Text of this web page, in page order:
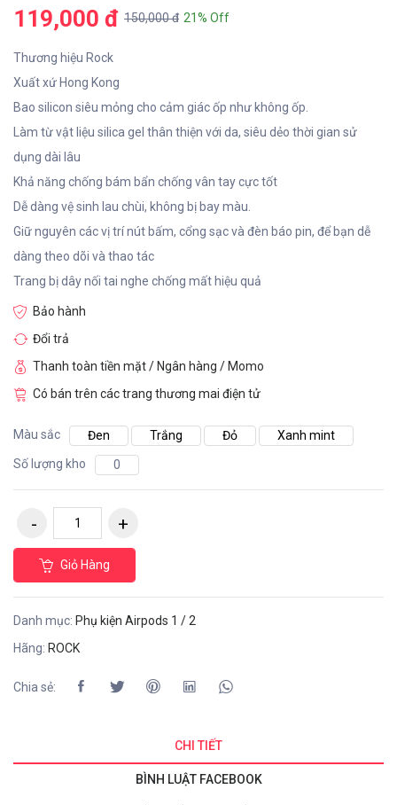
119,000 đ 150,000 đ 21% Off
Thương hiệu Rock
Xuất xứ Hong Kong
Bao silicon siêu mỏng cho cảm giác ốp như không ốp.
Làm từ vật liệu silica gel thân thiện với da, siêu dẻo thời gian sử
dụng dài lâu
Khả năng chống bám bẩn chống vân tay cực tốt
Dễ dàng vệ sinh lau chùi, không bị bay màu.
Giữ nguyên các vị trí nút bấm, cổng sạc và đèn báo pin, để bạn dễ
dàng theo dõi và thao tác
Trang bị dây nối tai nghe chống mất hiệu quả
Bảo hành
Đổi trả
Thanh toàn tiền mặt / Ngân hàng / Momo
Có bán trên các trang thương mai điện tử
Màu sắc Đen Trắng Đỏ
Xanh mint
Số lượng kho
0
Giỏ Hàng
Danh mục: Phụ kiện Airpods 1 / 2
Hãng: ROCK
Chia sẻ:
CHI TIẾT
BÌNH LUẬT FACEBOOK